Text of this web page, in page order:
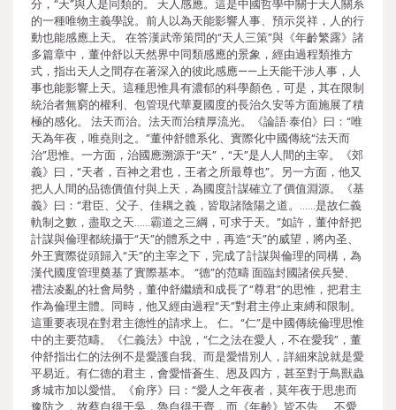
分，“天”與人是同類的。 天人感應。這是中國哲學中關于天人關系
的一種唯物主義學說。前人以為天能影響人事、預示災祥，人的行
動也能感應上天。 在答漢武帝策問的“天人三策”與《年齡繁露》諸
多篇章中，董仲舒以天然界中同類感應的景象，經由過程類推方
式，指出天人之間存在著深入的彼此感應——上天能干涉人事，人
事也能影響上天。這種思惟具有濃郁的科學顏色，可是，其在限制
統治者無窮的權利、包管現代華夏國度的長治久安等方面施展了積
極的感化。 法天而治。法天而治積厚流光。《論語·泰伯》曰：“唯
天為年夜，唯堯則之。”董仲舒體系化、實際化中國傳統“法天而
治”思惟。一方面，治國應溯源于“天”，“天”是人人間的主宰。《郊
義》曰，“天者，百神之君也，王者之所最尊也”。另一方面，他又
把人人間的品德價值付與上天，為國度計謀確立了價值淵源。《基
義》曰：“君臣、父子、佳耦之義，皆取諸陰陽之道。……是故仁義
軌制之數，盡取之天……霸道之三綱，可求于天。”如許，董仲舒把
計謀與倫理都統攝于“天”的體系之中，再造“天”的威望，將內圣、
外王實際從頭歸入“天”的主宰之下，完成了計謀與倫理的同構，為
漢代國度管理奠基了實際基本。 “德”的范疇 面臨封國諸侯兵變、
禮法凌亂的社會局勢，董仲舒繼續和成長了“尊君”的思惟，把君主
作為倫理主體。同時，他又經由過程“天”對君主停止束縛和限制。
這重要表現在對君主德性的請求上。 仁。“仁”是中國傳統倫理思惟
中的主要范疇。《仁義法》中說，“仁之法在愛人，不在愛我”，董
仲舒指出仁的法例不是愛護自我、而是愛惜別人，詳細來說就是愛
平易近。有仁德的君主，會愛惜蒼生、恩及四方，甚至對于鳥獸蟲
豸城市加以愛惜。《俞序》曰：“愛人之年夜者，莫年夜于思患而